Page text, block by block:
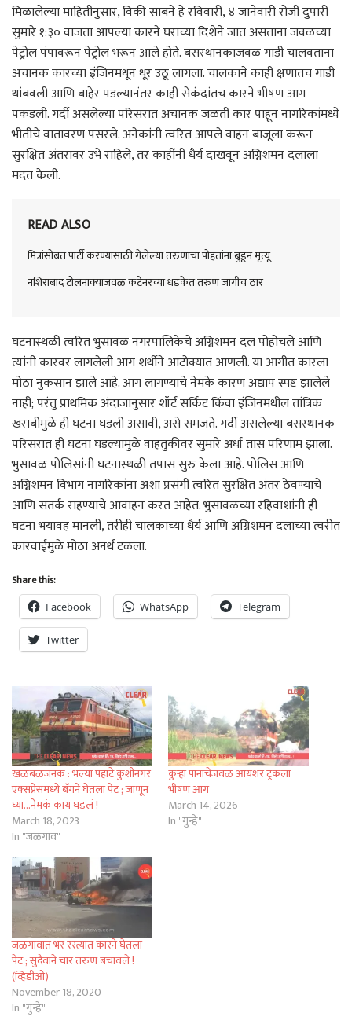
मिळालेल्या माहितीनुसार, विकी साबने हे रविवारी, ४ जानेवारी रोजी दुपारी
सुमारे १:३० वाजता आपल्या कारने घराच्या दिशेने जात असताना जवळच्या
पेट्रोल पंपावरून पेट्रोल भरून आले होते. बसस्थानकाजवळ गाडी चालवताना
अचानक कारच्या इंजिनमधून धूर उठू लागला. चालकाने काही क्षणातच गाडी
थांबवली आणि बाहेर पडल्यानंतर काही सेकंदांतच कारने भीषण आग
पकडली. गर्दी असलेल्या परिसरात अचानक जळती कार पाहून नागरिकांमध्ये
भीतीचे वातावरण पसरले. अनेकांनी त्वरित आपले वाहन बाजूला करून
सुरक्षित अंतरावर उभे राहिले, तर काहींनी धैर्य दाखवून अग्निशमन दलाला
मदत केली.
READ ALSO
मित्रांसोबत पार्टी करण्यासाठी गेलेल्या तरुणाचा पोहतांना बुडून मृत्यू
नशिराबाद टोलनाक्याजवळ कंटेनरच्या धडकेत तरुण जागीच ठार
घटनास्थळी त्वरित भुसावळ नगरपालिकेचे अग्निशमन दल पोहोचले आणि
त्यांनी कारवर लागलेली आग शर्थीने आटोक्यात आणली. या आगीत कारला
मोठा नुकसान झाले आहे. आग लागण्याचे नेमके कारण अद्याप स्पष्ट झालेले
नाही; परंतु प्राथमिक अंदाजानुसार शॉर्ट सर्किट किंवा इंजिनमधील तांत्रिक
खराबीमुळे ही घटना घडली असावी, असे समजते. गर्दी असलेल्या बसस्थानक
परिसरात ही घटना घडल्यामुळे वाहतुकीवर सुमारे अर्धा तास परिणाम झाला.
भुसावळ पोलिसांनी घटनास्थळी तपास सुरु केला आहे. पोलिस आणि
अग्निशमन विभाग नागरिकांना अशा प्रसंगी त्वरित सुरक्षित अंतर ठेवण्याचे
आणि सतर्क राहण्याचे आवाहन करत आहेत. भुसावळच्या रहिवाशांनी ही
घटना भयावह मानली, तरीही चालकाच्या धैर्य आणि अग्निशमन दलाच्या त्वरीत
कारवाईमुळे मोठा अनर्थ टळला.
Share this:
Facebook WhatsApp Telegram
Twitter
खळबळजनक : भल्या पहाटे कुशीनगर
एक्सप्रेसमध्ये बॅगने घेतला पेट ; जाणून
घ्या…नेमकं काय घडलं !
March 18, 2023
In "जळगाव"
कुऱ्हा पानाचेजवळ आयशर ट्रकला
भीषण आग
March 14, 2026
In "गुन्हे"
जळगावात भर रस्त्यात कारने घेतला
पेट ; सुदैवाने चार तरुण बचावले !
(व्हिडीओ)
November 18, 2020
In "गुन्हे"